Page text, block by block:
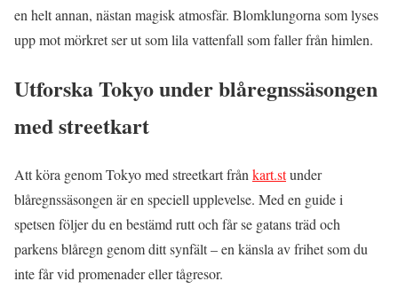
en helt annan, nästan magisk atmosfär. Blomklungorna som lyses
upp mot mörkret ser ut som lila vattenfall som faller från himlen.
Utforska Tokyo under blåregnssäsongen
med streetkart
Att köra genom Tokyo med streetkart från kart.stunder
blåregnssäsongen är en speciell upplevelse. Med en guide i
spetsen följer du en bestämd rutt och får se gatans träd och
parkens blåregn genom ditt synfält – en känsla av frihet som du
inte får vid promenader eller tågresor.